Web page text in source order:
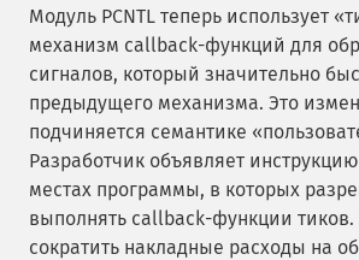
Модуль PCNTL теперь использует
механизм callback-функций для
сигналов, который значительно
предыдущего механизма. Это
подчиняется семантике
Разработчик объявляет инструкцию
местах программы, в которых
выполнять callback-функции тиков.
сократить накладные расходы на